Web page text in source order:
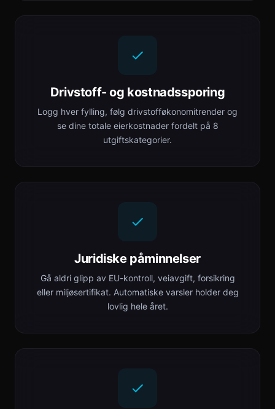
Drivstoff- og kostnadssporing
Logg hver fylling, følg drivstofføkonomitrender og
se dine totale eierkostnader fordelt på 8
utgiftskategorier.
Juridiske påminnelser
Gå aldri glipp av EU-kontroll, veiavgift, forsikring
eller miljøsertifikat. Automatiske varsler holder deg
lovlig hele året.